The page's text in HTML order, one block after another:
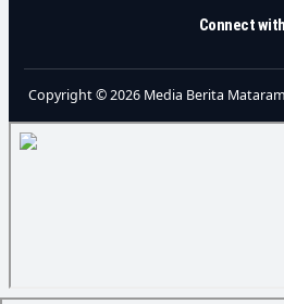
Connect
Copyright © 2026 Media Berita